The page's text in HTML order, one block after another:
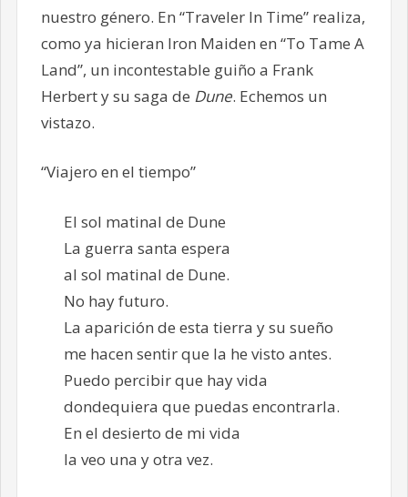
nuestro género. En “Traveler In Time” realiza,
como ya hicieran Iron Maiden en “To Tame A
Land”, un incontestable guiño a Frank
Herbert y su saga de Dune. Echemos un
vistazo.
“Viajero en el tiempo”
El sol matinal de Dune
La guerra santa espera
al sol matinal de Dune.
No hay futuro.
La aparición de esta tierra y su sueño
me hacen sentir que la he visto antes.
Puedo percibir que hay vida
dondequiera que puedas encontrarla.
En el desierto de mi vida
la veo una y otra vez.